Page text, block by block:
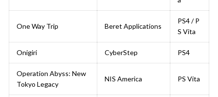
One Way Trip Beret Applications
PS4 / P
S Vita
Onigiri CyberStep PS4
Operation Abyss: New
Tokyo Legacy
NIS America PS Vita